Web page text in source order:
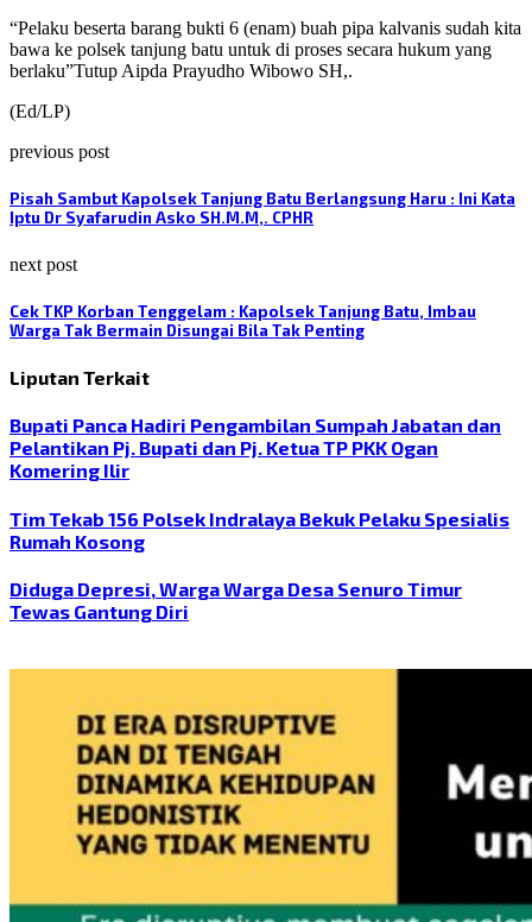
“Pelaku beserta barang bukti 6 (enam) buah pipa kalvanis sudah kita
bawa ke polsek tanjung batu untuk di proses secara hukum yang
berlaku”Tutup Aipda Prayudho Wibowo SH,.
(Ed/LP)
previous post
Pisah Sambut Kapolsek Tanjung Batu Berlangsung Haru : Ini Kata
Iptu Dr Syafarudin Asko SH.M.M,. CPHR
next post
Cek TKP Korban Tenggelam : Kapolsek Tanjung Batu, Imbau
Warga Tak Bermain Disungai Bila Tak Penting
Liputan Terkait
Bupati Panca Hadiri Pengambilan Sumpah Jabatan dan
Pelantikan Pj. Bupati dan Pj. Ketua TP PKK Ogan
Komering Ilir
Tim Tekab 156 Polsek Indralaya Bekuk Pelaku Spesialis
Rumah Kosong
Diduga Depresi, Warga Warga Desa Senuro Timur
Tewas Gantung Diri